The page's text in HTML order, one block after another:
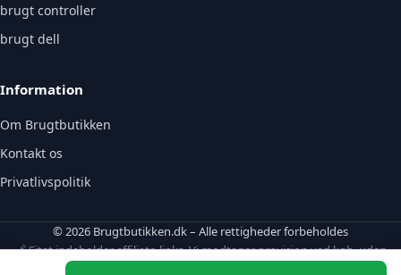
brugt controller
brugt dell
Information
Om Brugtbutikken
Kontakt os
Privatlivspolitik
© 2026 Brugtbutikken.dk – Alle rettigheder forbeholdes
🔗 Sitet indeholder affiliate-links. Vi modtager provision ved køb, uden